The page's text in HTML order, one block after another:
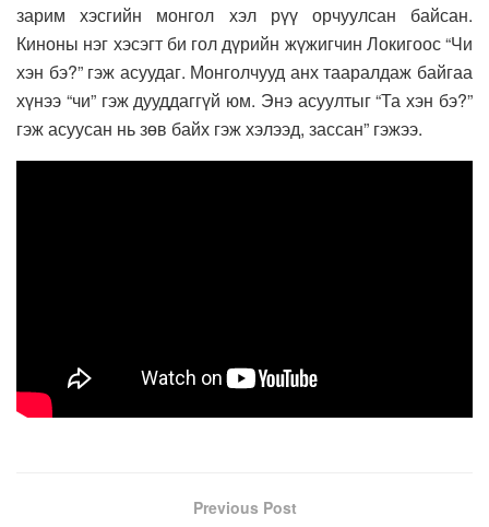
зарим хэсгийн монгол хэл рүү орчуулсан байсан.
Киноны нэг хэсэгт би гол дүрийн жүжигчин Локигоос “Чи
хэн бэ?” гэж асуудаг. Монголчууд анх тааралдаж байгаа
хүнээ “чи” гэж дууддаггүй юм. Энэ асуултыг “Та хэн бэ?”
гэж асуусан нь зөв байх гэж хэлээд, зассан” гэжээ.
Previous Post